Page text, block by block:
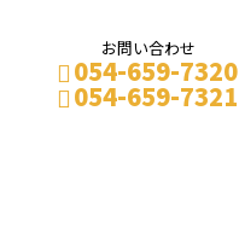
お問い合わせ
054-659-7320
054-659-7321